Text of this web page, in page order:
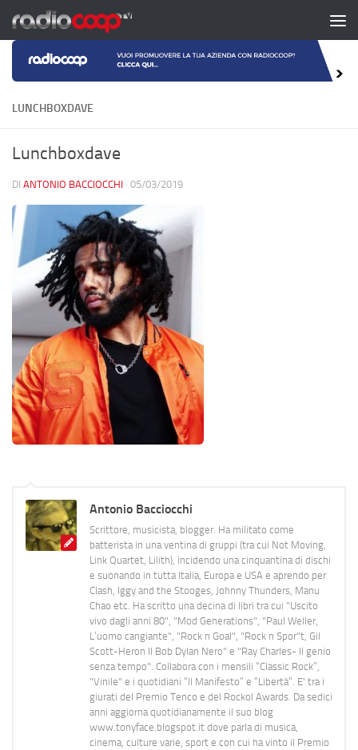
Salta al contenuto
LUNCHBOXDAVE
Lunchboxdave
DI ANTONIO BACCIOCCHI · 05/03/2019
Antonio Bacciocchi
Scrittore, musicista, blogger. Ha militato come
batterista in una ventina di gruppi (tra cui Not Moving,
Link Quartet, Lilith), incidendo una cinquantina di dischi
e suonando in tutta Italia, Europa e USA e aprendo per
Clash, Iggy and the Stooges, Johnny Thunders, Manu
Chao etc. Ha scritto una decina di libri tra cui "Uscito
vivo dagli anni 80", "Mod Generations", "Paul Weller,
L’uomo cangiante", "Rock n Goal", "Rock n Spor"t, Gil
Scott-Heron Il Bob Dylan Nero" e "Ray Charles- Il genio
senza tempo". Collabora con i mensili “Classic Rock”,
"Vinile" e i quotidiani “Il Manifesto” e “Libertà”. E' tra i
giurati del Premio Tenco e del Rockol Awards. Da sedici
anni aggiorna quotidianamente il suo blog
www.tonyface.blogspot.it dove parla di musica,
cinema, culture varie, sport e con cui ha vinto il Premio